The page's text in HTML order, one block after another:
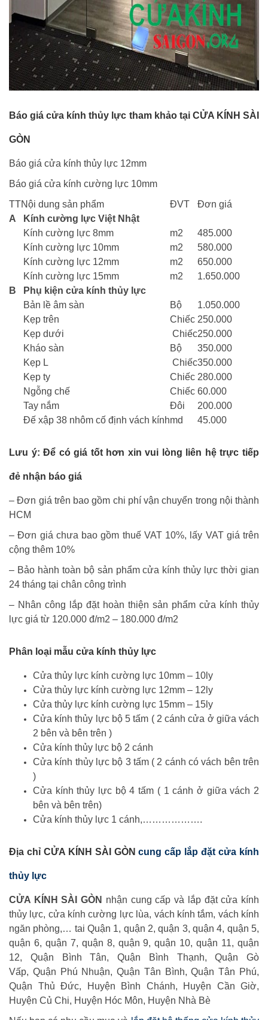
Báo giá cửa kính thủy lực tham khảo tại CỬA KÍNH SÀI
GÒN
Báo giá cửa kính thủy lực 12mm
Báo giá cửa kính cường lực 10mm
TTNội dung sản phẩm ĐVT
Đơn giá
A
Kính cường lực Việt Nhật
Kính cường lực 8mm
m2
485.000
Kính cường lực 10mm
m2
580.000
Kính cường lực 12mm
m2
650.000
Kính cường lực 15mm
m2
1.650.000
B
Phụ kiện cửa kính thủy lực
Bản lề âm sàn
Bộ
1.050.000
Kẹp trên
Chiếc 250.000
Kẹp dưới
Chiếc250.000
Kháo sàn
Bộ
350.000
Kẹp L
Chiếc350.000
Kẹp ty
Chiếc 280.000
Ngỗng chế
Chiếc 60.000
Tay nắm
Đôi
200.000
Đế xập 38 nhôm cố định vách kínhmd 45.000
Lưu ý: Để có giá tốt hơn xin vui lòng liên hệ trực tiếp
đẻ nhận báo giá
– Đơn giá trên bao gồm chi phí vận chuyển trong nội thành
HCM
– Đơn giá chưa bao gồm thuế VAT 10%, lấy VAT giá trên
cộng thêm 10%
– Bảo hành toàn bộ sản phẩm cửa kính thủy lực thời gian
24 tháng tại chân công trình
– Nhân công lắp đặt hoàn thiện sản phẩm cửa kính thủy
lực giá từ 120.000 đ/m2 – 180.000 đ/m2
Phân loại mẫu cửa kính thủy lực
Cửa thủy lực kính cường lực 10mm – 10ly
Cửa thủy lực kính cường lực 12mm – 12ly
Cửa thủy lực kính cường lực 15mm – 15ly
Cửa kính thủy lực bộ 5 tấm ( 2 cánh cửa ở giữa vách
2 bên và bên trên )
Cửa kính thủy lực bộ 2 cánh
Cửa kính thủy lực bộ 3 tấm ( 2 cánh có vách bên trên
)
Cửa kính thủy lực bộ 4 tấm ( 1 cánh ở giữa vách 2
bên và bên trên)
Cửa kính thủy lực 1 cánh,……………….
Địa chỉ CỬA KÍNH SÀI GÒN cung cấp lắp đặt cửa kính
thủy lực
CỬA KÍNH SÀI GÒN nhận cung cấp và lắp đặt cửa kính
thủy lực, cửa kính cường lực lùa, vách kính tắm, vách kính
ngăn phòng,… tai Quận 1, quận 2, quận 3, quận 4, quận 5,
quận 6, quận 7, quận 8, quận 9, quận 10, quận 11, quận
12, Quận Bình Tân, Quận Bình Thạnh, Quận Gò
Vấp, Quận Phú Nhuận, Quận Tân Bình, Quận Tân Phú,
Quận Thủ Đức, Huyện Bình Chánh, Huyện Cần Giờ,
Huyện Củ Chi, Huyện Hóc Môn, Huyện Nhà Bè